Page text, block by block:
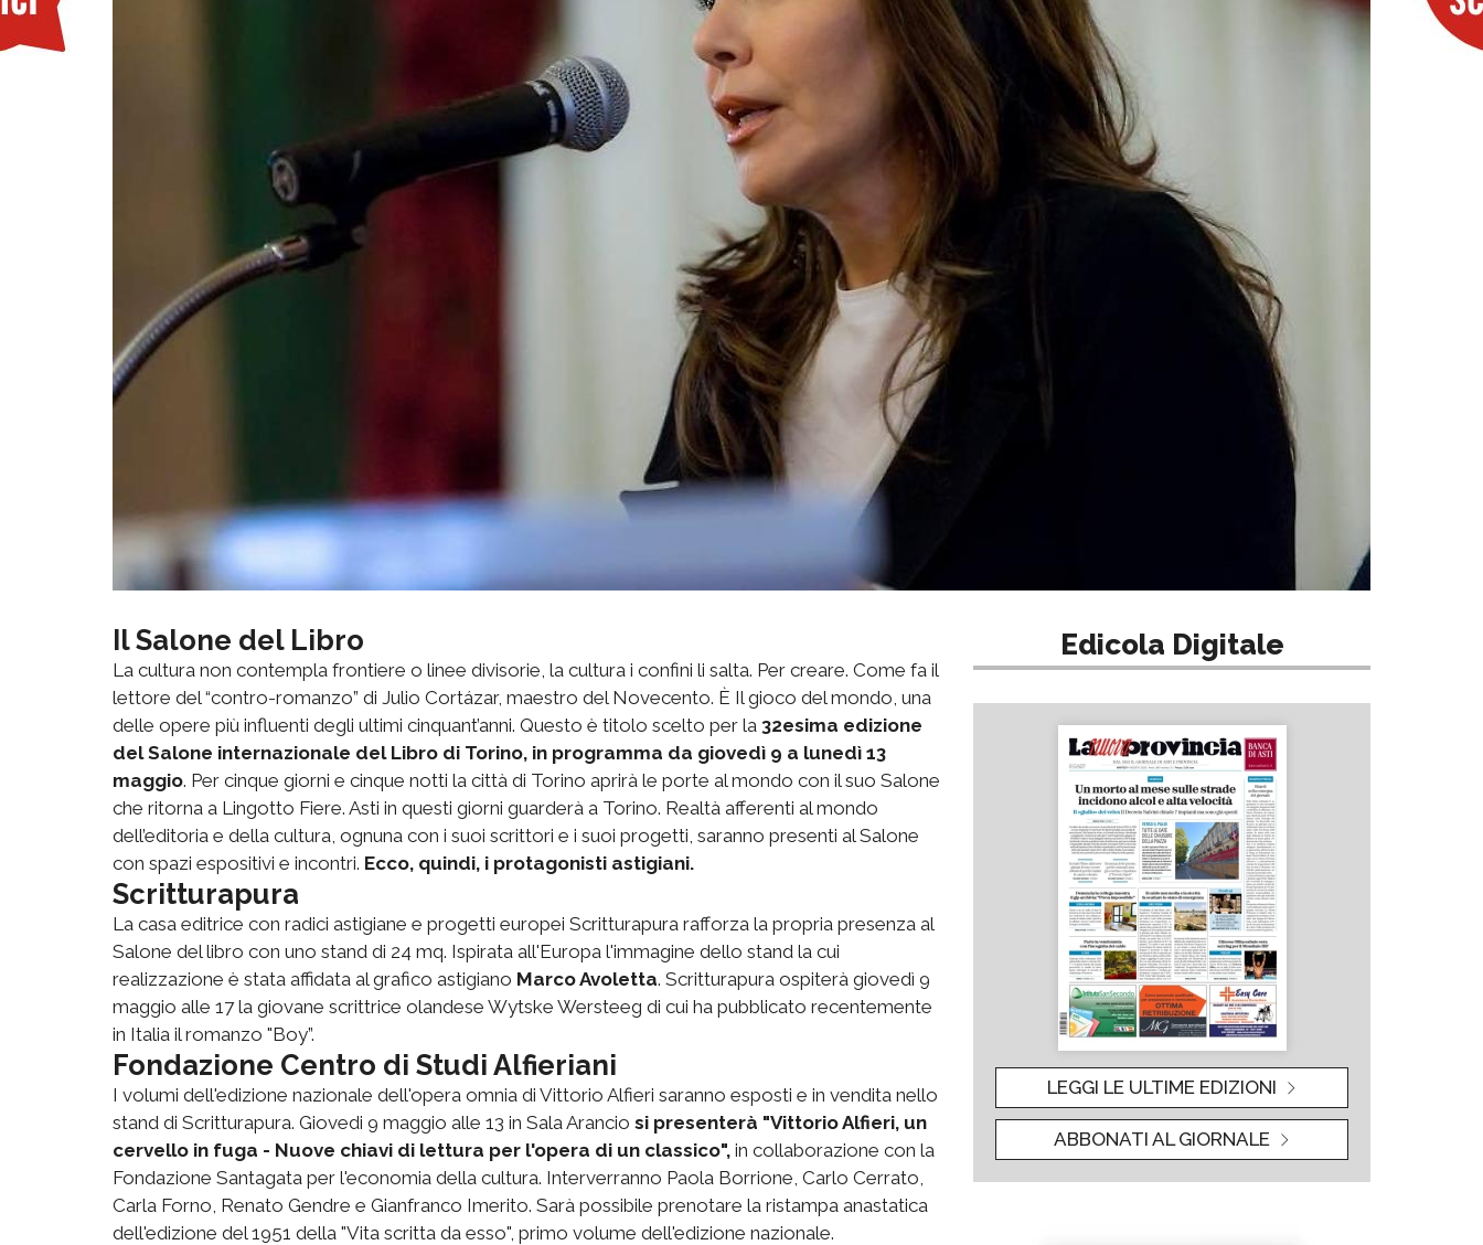
Il Salone del Libro
La cultura non contempla frontiere o linee divisorie, la cultura i confini li salta. Per creare. Come fa il
lettore del “contro-romanzo” di Julio Cortázar, maestro del Novecento. È Il gioco del mondo, una
delle opere più influenti degli ultimi cinquant’anni. Questo è titolo scelto per la 32esima edizione
del Salone internazionale del Libro di Torino, in programma da giovedì 9 a lunedì 13
maggio. Per cinque giorni e cinque notti la città di Torino aprirà le porte al mondo con il suo Salone
che ritorna a Lingotto Fiere. Asti in questi giorni guarderà a Torino. Realtà afferenti al mondo
dell’editoria e della cultura, ognuna con i suoi scrittori e i suoi progetti, saranno presenti al Salone
con spazi espositivi e incontri. Ecco, quindi, i protagonisti astigiani.
Scritturapura
La casa editrice con radici astigiane e progetti europei Scritturapura rafforza la propria presenza al
Salone del libro con uno stand di 24 mq. Ispirata all'Europa l'immagine dello stand la cui
realizzazione è stata affidata al grafico astigiano Marco Avoletta. Scritturapura ospiterà giovedì 9
maggio alle 17 la giovane scrittrice olandese Wytske Wersteeg di cui ha pubblicato recentemente
in Italia il romanzo "Boy”.
Fondazione Centro di Studi Alfieriani
I volumi dell'edizione nazionale dell'opera omnia di Vittorio Alfieri saranno esposti e in vendita nello
stand di Scritturapura. Giovedi 9 maggio alle 13 in Sala Arancio si presenterà "Vittorio Alfieri, un
cervello in fuga - Nuove chiavi di lettura per l'opera di un classico", in collaborazione con la
Fondazione Santagata per l'economia della cultura. Interverranno Paola Borrione, Carlo Cerrato,
Carla Forno, Renato Gendre e Gianfranco Imerito. Sarà possibile prenotare la ristampa anastatica
dell'edizione del 1951 della "Vita scritta da esso", primo volume dell'edizione nazionale.
Edicola Digitale
LEGGI LE ULTIME EDIZIONI
ABBONATI AL GIORNALE